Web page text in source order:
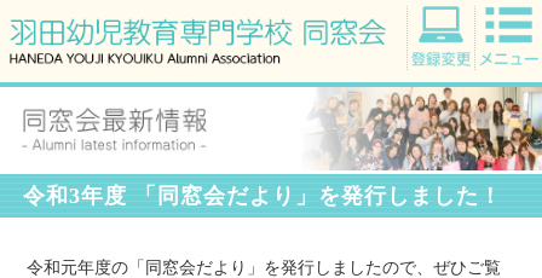
令和3年度 「同窓会だより」を発行しました！
令和元年度の「同窓会だより」を発行しましたので、ぜひご覧